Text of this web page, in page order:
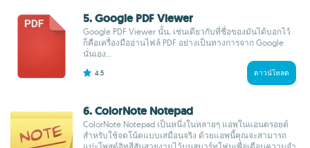
5. Google PDF Viewer
Google PDF Viewer นั้น, เช่นเดียวกับที่ชื่อของมันได้บอกไว้
ก็คือเครื่องมืออ่านไฟล์ PDF อย่างเป็นทางการจาก Google
นั่นเอง...
4.5 ดาวน์โหลด
6. ColorNote Notepad
ColorNote Notepad เป็นหนึ่งในหลายๆ แอพในแอนดรอยด์
สำหรับใช้จดโน้ตแบบเสมือนจริง ด้วยแอพนี้คุณจะสามารถ